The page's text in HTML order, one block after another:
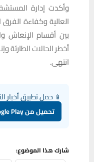
وأكدت إدارة
العالية وكفاءة
بين أقسام الإنعاش
أخطر الحالات الطارئة
انتهى.
📱 حمل تطبيق أخبار
تحميل من Google Play
شارك هذا الموضوع: